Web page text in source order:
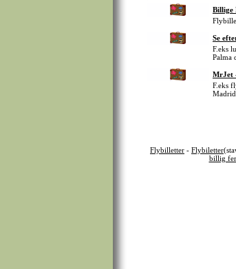
Billige
Se
F.eks
Palma
MrJet
F.eks
Flybilletter - Flybiletter
billig